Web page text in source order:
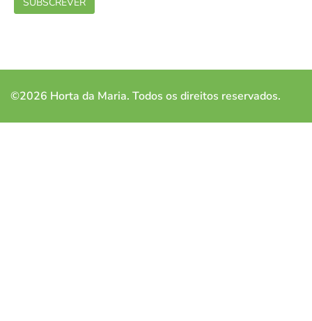
©2026 Horta da Maria. Todos os direitos reservados.